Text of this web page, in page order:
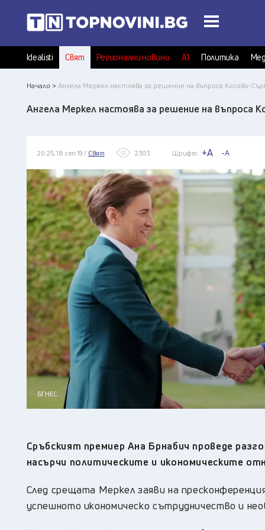
Idealisti Свят Регионални новини А1 Политика
Начало > Ангела Меркел настоява за решение на въпроса Косово-
Ангела Меркел настоява за решение на въпроса
20:25, 18 сеп 19 / Свят 2303 Шрифт: +A -A
БГНЕС
Сръбският премиер Ана Брнабич проведе
насърчи политическите и икономическите
След срещата Меркел заяви на
успешното икономическо сътрудничество и